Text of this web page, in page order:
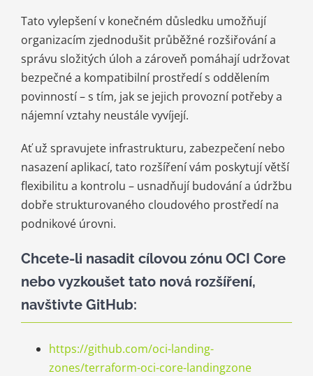
Tato vylepšení v konečném důsledku umožňují
organizacím zjednodušit průběžné rozšiřování a
správu složitých úloh a zároveň pomáhají udržovat
bezpečné a kompatibilní prostředí s oddělením
povinností – s tím, jak se jejich provozní potřeby a
nájemní vztahy neustále vyvíjejí.
Ať už spravujete infrastrukturu, zabezpečení nebo
nasazení aplikací, tato rozšíření vám poskytují větší
flexibilitu a kontrolu – usnadňují budování a údržbu
dobře strukturovaného cloudového prostředí na
podnikové úrovni.
Chcete-li nasadit cílovou zónu OCI Core
nebo vyzkoušet tato nová rozšíření,
navštivte GitHub:
https://github.com/oci-landing-
zones/terraform-oci-core-landingzone